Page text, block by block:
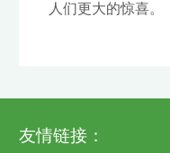
人们更大的惊喜。
友情链接：